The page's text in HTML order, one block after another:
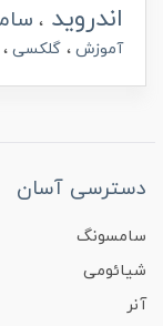
اندروید
آموزش
گلکسی
دسترسی آسان
سامسونگ
شیائومی
آنر